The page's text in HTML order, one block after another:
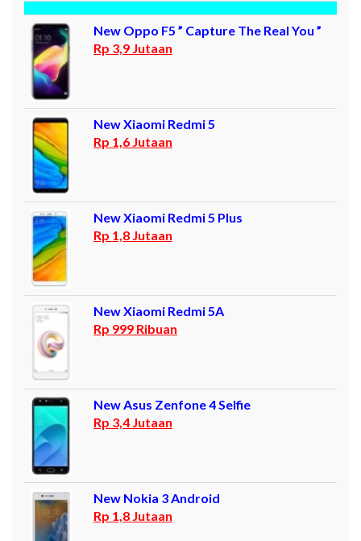
New Oppo F5 ” Capture The Real You ”
Rp 3,9 Jutaan
New Xiaomi Redmi 5
Rp 1,6 Jutaan
New Xiaomi Redmi 5 Plus
Rp 1,8 Jutaan
New Xiaomi Redmi 5A
Rp 999 Ribuan
New Asus Zenfone 4 Selfie
Rp 3,4 Jutaan
New Nokia 3 Android
Rp 1,8 Jutaan